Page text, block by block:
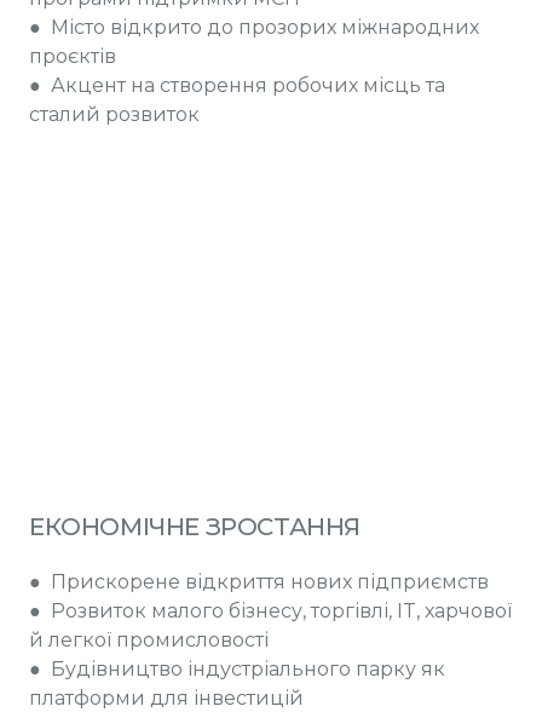
● Місто відкрито до прозорих міжнародних
проєктів
● Акцент на створення робочих місць та
сталий розвиток
ЕКОНОМІЧНЕ ЗРОСТАННЯ
● Прискорене відкриття нових підприємств
● Розвиток малого бізнесу, торгівлі, IT, харчової
й легкої промисловості
● Будівництво індустріального парку як
платформи для інвестицій